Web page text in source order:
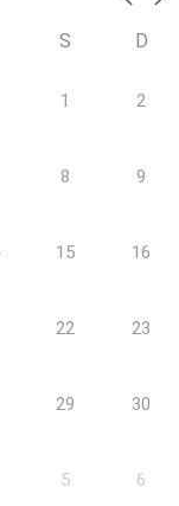
S D
1 2
8 9
15 16
22 23
29 30
5 6